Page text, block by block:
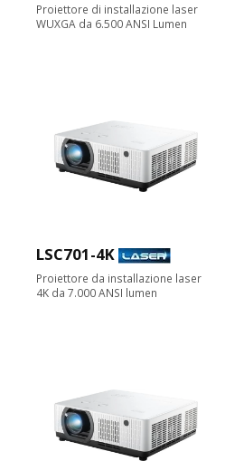
Proiettore di installazione laser
WUXGA da 6.500 ANSI Lumen
LSC701-4K
Proiettore da installazione laser
4K da 7.000 ANSI lumen